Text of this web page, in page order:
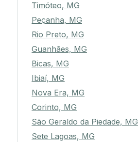
Timóteo, MG
Peçanha, MG
Rio Preto, MG
Guanhães, MG
Bicas, MG
Ibiaí, MG
Nova Era, MG
Corinto, MG
São Geraldo da Piedade, MG
Sete Lagoas, MG